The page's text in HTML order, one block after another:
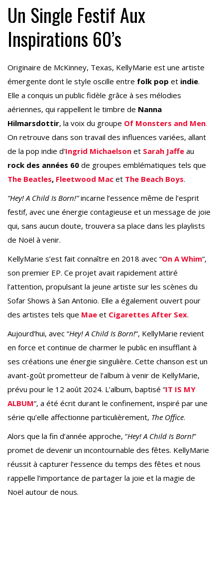
Un Single Festif Aux
Inspirations 60’s
Originaire de McKinney, Texas, KellyMarie est une artiste
émergente dont le style oscille entre folk pop et indie.
Elle a conquis un public fidèle grâce à ses mélodies
aériennes, qui rappellent le timbre de Nanna
Hilmarsdottir, la voix du groupe Of Monsters and Men.
On retrouve dans son travail des influences variées, allant
de la pop indie d’Ingrid Michaelson et Sarah Jaffe au
rock des années 60 de groupes emblématiques tels que
The Beatles, Fleetwood Mac et The Beach Boys.
“Hey! A Child Is Born!”incarne l’essence même de l’esprit
festif, avec une énergie contagieuse et un message de joie
qui, sans aucun doute, trouvera sa place dans les playlists
de Noël à venir.
KellyMarie s’est fait connaître en 2018 avec “On A Whim“,
son premier EP. Ce projet avait rapidement attiré
l’attention, propulsant la jeune artiste sur les scènes du
Sofar Shows à San Antonio. Elle a également ouvert pour
des artistes tels que Mae et Cigarettes After Sex.
Aujourd’hui, avec “Hey! A Child Is Born!“, KellyMarie revient
en force et continue de charmer le public en insufflant à
ses créations une énergie singulière. Cette chanson est un
avant-goût prometteur de l’album à venir de KellyMarie,
prévu pour le 12 août 2024. L’album, baptisé “IT IS MY
ALBUM“, a été écrit durant le confinement, inspiré par une
série qu’elle affectionne particulièrement, The Office.
Alors que la fin d’année approche, “Hey! A Child Is Born!”
promet de devenir un incontournable des fêtes. KellyMarie
réussit à capturer l’essence du temps des fêtes et nous
rappelle l’importance de partager la joie et la magie de
Noël autour de nous.